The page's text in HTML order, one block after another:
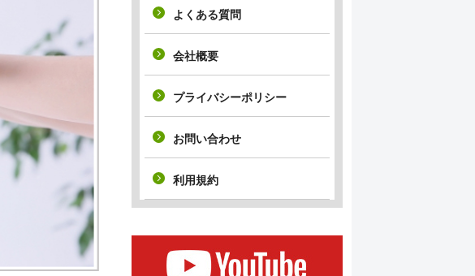
よくある質問
会社概要
プライバシーポリシー
お問い合わせ
利用規約